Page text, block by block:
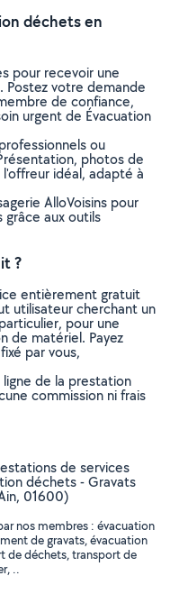
déchets en
pour recevoir une
votre demande
de confiance,
urgent de Évacuation
ou
photos de
idéal, adapté à
AlloVoisins pour
aux outils
?
entièrement gratuit
utilisateur cherchant un
pour une
de matériel. Payez
par vous,
de la prestation
commission ni frais
de services
déchets - Gravats
01600)
nos membres : évacuation
de gravats, évacuation
de déchets, transport de
..